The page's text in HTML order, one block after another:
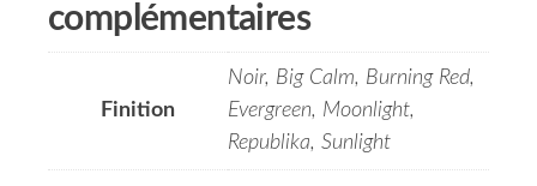
complémentaires
Finition
Noir, Big Calm, Burning Red,
Evergreen, Moonlight,
Republika, Sunlight